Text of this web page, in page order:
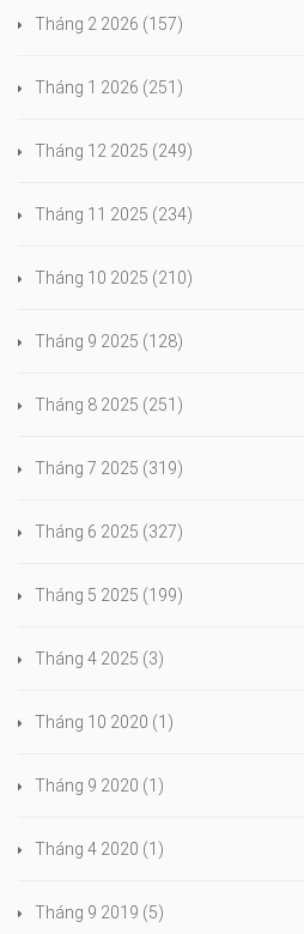
Tháng 2 2026 (157)
Tháng 1 2026 (251)
Tháng 12 2025 (249)
Tháng 11 2025 (234)
Tháng 10 2025 (210)
Tháng 9 2025 (128)
Tháng 8 2025 (251)
Tháng 7 2025 (319)
Tháng 6 2025 (327)
Tháng 5 2025 (199)
Tháng 4 2025 (3)
Tháng 10 2020 (1)
Tháng 9 2020 (1)
Tháng 4 2020 (1)
Tháng 9 2019 (5)